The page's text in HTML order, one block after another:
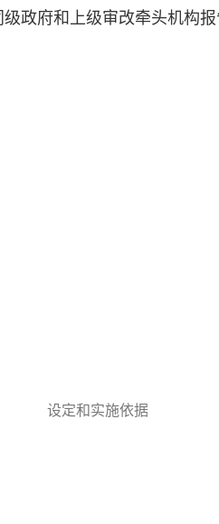
政府和上级审改牵头机构报
设定和实施依据